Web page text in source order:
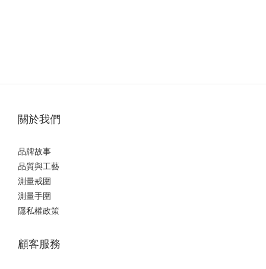
關於我們
品牌故事
品質與工藝
測量戒圍
測量手圍
隱私權政策
顧客服務